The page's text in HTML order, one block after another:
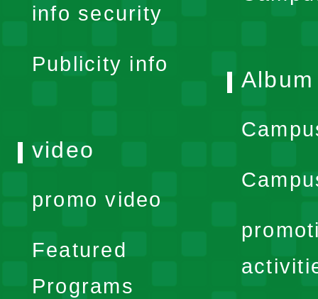
info security
Publicity info
Album
video
promo video
Featured
Programs